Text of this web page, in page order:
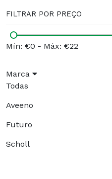
FILTRAR POR PREÇO
Mín: €0 - Máx: €22
Marca
Todas
Aveeno
Futuro
Scholl